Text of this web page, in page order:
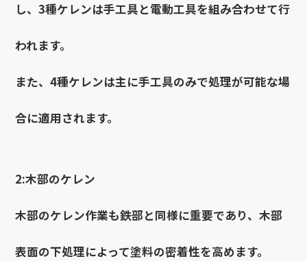
し、3種ケレンは手工具と電動工具を組み合わせて行
われます。
また、4種ケレンは主に手工具のみで処理が可能な場
合に適用されます。
2:木部のケレン
木部のケレン作業も鉄部と同様に重要であり、木部
表面の下処理によって塗料の密着性を高めます。